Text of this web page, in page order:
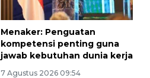
Menaker: Penguatan
kompetensi penting guna
jawab kebutuhan dunia kerja
7 Agustus 2026 09:54